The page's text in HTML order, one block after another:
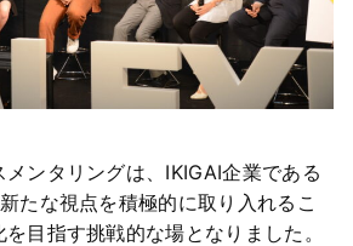
ンタリングは、IKIGAI企業である
たな視点を積極的に取り入れるこ
目指す挑戦的な場となりました。